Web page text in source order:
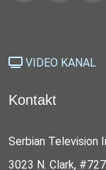
VIDEO KANAL
Kontakt
Serbian Television
3023 N. Clark,